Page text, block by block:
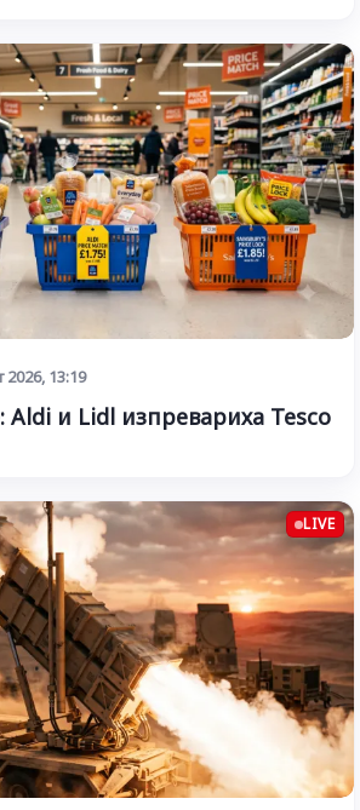
2026, 13:19
Aldi и Lidl изпревариха Tesco
LIVE